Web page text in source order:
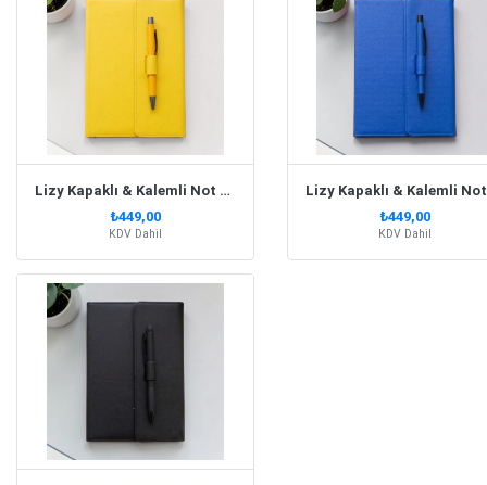
Lizy Kapaklı & Kalemli Not Defteri Sarı
₺449,00
KDV Dahil
₺449,00
KDV Dahil